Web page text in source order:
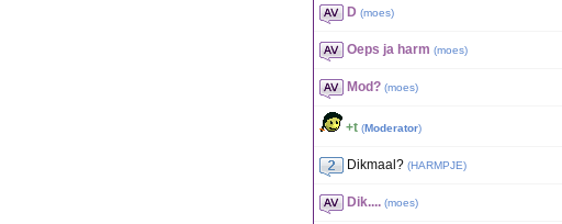
D (moes)
Oeps ja harm (moes)
Mod? (moes)
+t (Moderator)
Dikmaal? (HARMPJE)
Dik.... (moes)